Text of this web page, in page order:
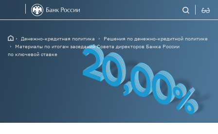
Денежно-кредитная политика
Решения по денежно-кредитной политике
Материалы по итогам заседаний Совета директоров Банка России
по ключевой ставке